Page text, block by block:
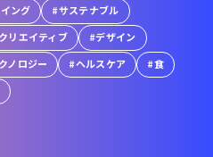
ング
サステナブル
リエイティブ
デザイン
ノロジー ヘルスケア
食